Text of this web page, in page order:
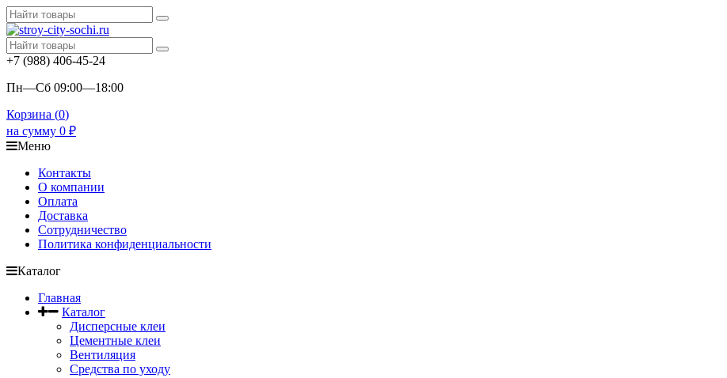
+7 (988) 406-45-24
Пн—Сб 09:00—18:00
Корзина (0)
на сумму 0 ₽
Меню
Контакты
О компании
Оплата
Доставка
Сотрудничество
Политика конфиденциальности
Каталог
Главная
Каталог
Дисперсные клеи
Цементные клеи
Вентиляция
Средства по уходу